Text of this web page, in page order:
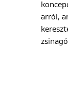
arról,